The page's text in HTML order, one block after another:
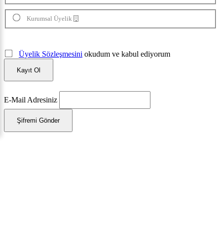
Kurumsal Üyelik
Üyelik Sözleşmesini okudum ve kabul ediyorum
Kayıt Ol
E-Mail Adresiniz
Şifremi Gönder